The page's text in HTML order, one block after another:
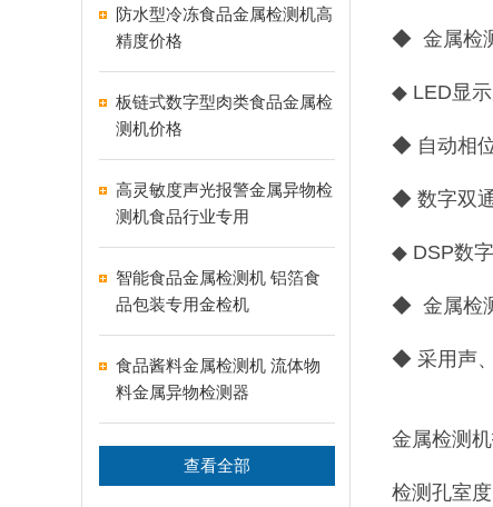
防水型冷冻食品金属检测机高
精度价格
板链式数字型肉类食品金属检
测机价格
高灵敏度声光报警金属异物检
测机食品行业专用
智能食品金属检测机 铝箔食
品包装专用金检机
食品酱料金属检测机 流体物
料金属异物检测器
查看全部
◆ 金属检
◆ LED显
◆ 自动相
◆ 数字双
◆ DSP数
◆ 金属检
◆ 采用声
金属检测
检测孔室